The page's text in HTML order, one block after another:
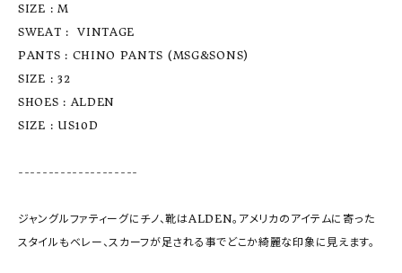
SIZE : M
SWEAT :  VINTAGE
PANTS : CHINO PANTS (MSG&SONS)
SIZE : 32
SHOES : ALDEN
SIZE : US10D
--------------------
ジャングルファティーグにチノ、靴はALDEN。アメリカのアイテムに寄った
スタイルもベレー、スカーフが足される事でどこか綺麗な印象に見えます。